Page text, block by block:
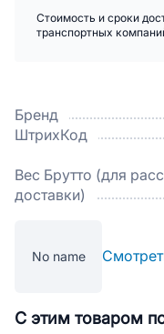
Бренд
ШтрихКод
Вес Брутто (для
доставки)
No name
Стоимость и сроки
транспортных
С этим товаром